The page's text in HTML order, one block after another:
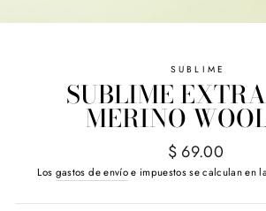
SUBLIME
SUBLIME
MERINO
Precio
habitual
$ 69.00
Los gastos de envíoe impuestos se calculan en